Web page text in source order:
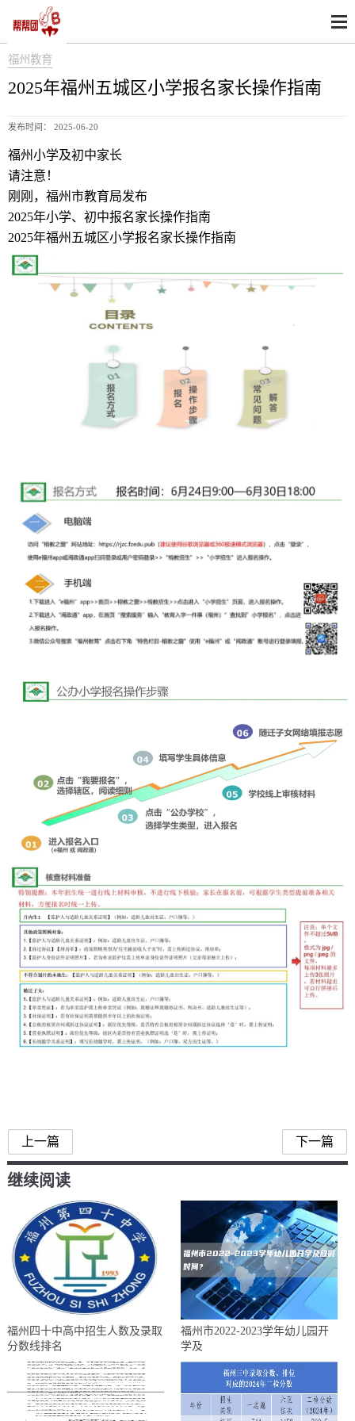
福州教育
2025年福州五城区小学报名家长操作指南
发布时间： 2025-06-20
福州小学及初中家长
请注意！
刚刚，福州市教育局发布
2025年小学、初中报名家长操作指南
2025年福州五城区小学报名家长操作指南
上一篇 下一篇
继续阅读
福州四十中高中招生人数及录取
分数线排名
福州市2022-2023学年幼儿园开
学及